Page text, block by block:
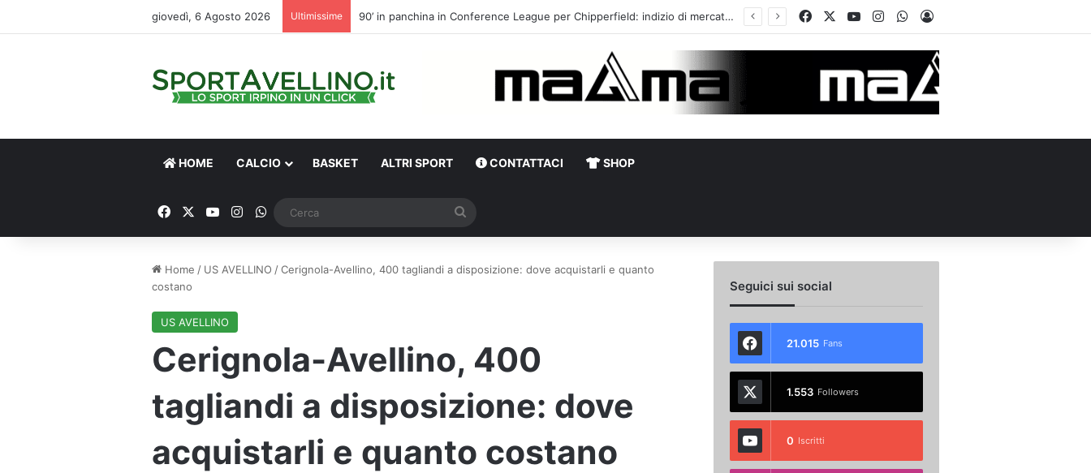
giovedì, 6 Agosto 2026 Ultimissime Calciomercato, l’ex Avellino Le Borgne conteso da due club cadetti: la situazione FacebookYou TubeInstagramWhatsApp
Accedi
HOME CALCIO BASKET ALTRI SPORT CONTATTACI SHOP
FacebookYou TubeInstagram
WhatsApp
Home / US AVELLINO /Cerignola-Avellino, 400 tagliandi a disposizione: dove acquistarli e quanto
costano
US AVELLINO
Cerignola-Avellino, 400
tagliandi a disposizione: dove
acquistarli e quanto costano
Seguici sui social
21.015 Fans
1.553 Followers
0 Iscritti